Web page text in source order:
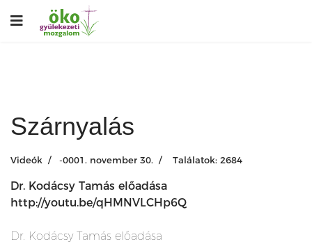
Szárnyalás
Videók -0001. november 30. Találatok: 2684
Dr. Kodácsy Tamás előadása
http://youtu.be/qHMNVLCHp6Q
Dr. Kodácsy Tamás előadása